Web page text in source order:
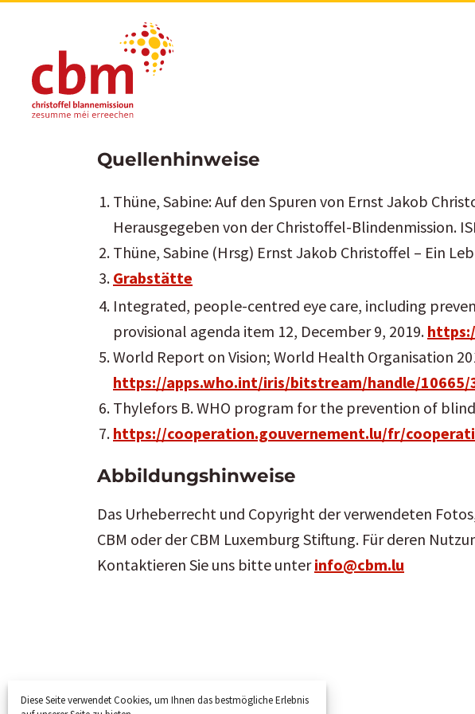
Diese Seite verwendet Cookies, um Ihnen das bestmögliche Erlebnis
Quellenhinweise
Thüne, Sabine: Auf den Spuren von Ernst Jakob
Herausgegeben von der Christoffel-Blindenmission.
Thüne, Sabine (Hrsg) Ernst Jakob Christoffel – Ein
Grabstätte
Integrated, people-centred eye care, including
provisional agenda item 12, December 9, 2019.
World Report on Vision; World Health Organisation
https://apps.who.int/iris/bitstream/handle/10665/
Thylefors B. WHO program for the prevention of
https://cooperation.gouvernement.lu/fr/
Abbildungshinweise
Das Urheberrecht und Copyright der verwendeten
CBM oder der CBM Luxemburg Stiftung. Für deren
Kontaktieren Sie uns bitte unterinfo@cbm.lu